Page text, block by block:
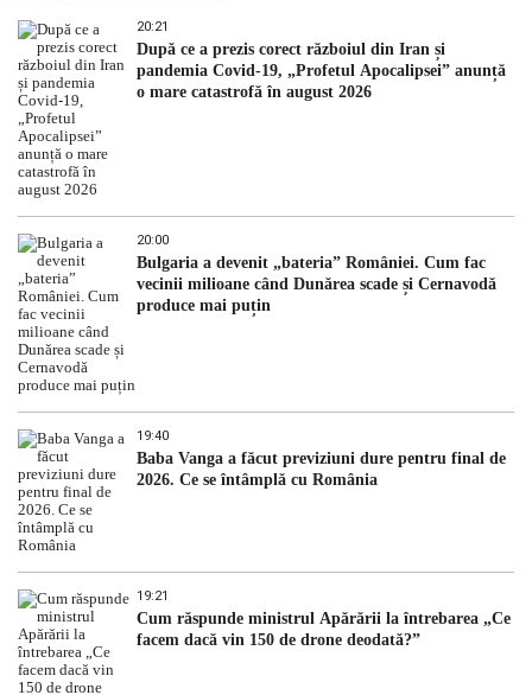
20:21
După ce a prezis corect războiul din Iran și
pandemia Covid-19, „Profetul Apocalipsei” anunță
o mare catastrofă în august 2026
20:00
Bulgaria a devenit „bateria” României. Cum fac
vecinii milioane când Dunărea scade și Cernavodă
produce mai puțin
19:40
Baba Vanga a făcut previziuni dure pentru final de
2026. Ce se întâmplă cu România
19:21
Cum răspunde ministrul Apărării la întrebarea „Ce
facem dacă vin 150 de drone deodată?”